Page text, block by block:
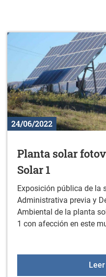
24/06/2022
Planta solar
Solar 1
Exposición pública de la
Administrativa previa y
Ambiental de la planta
1 con afección en este